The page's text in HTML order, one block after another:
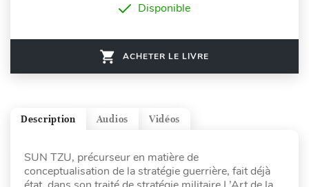
Disponible
ACHETER LE LIVRE
Vidéos
Audios
Description
SUN TZU, précurseur en matière de
conceptualisation de la stratégie guerrière, fait déjà